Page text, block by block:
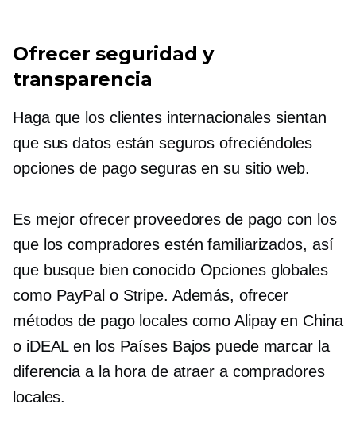
Ofrecer seguridad y
transparencia
Haga que los clientes internacionales sientan
que sus datos están seguros ofreciéndoles
opciones de pago seguras en su sitio web.
Es mejor ofrecer proveedores de pago con los
que los compradores estén familiarizados, así
que busque bien conocidoOpciones globales
como PayPal o Stripe. Además, ofrecer
métodos de pago locales como Alipay en China
o iDEAL en los Países Bajos puede marcar la
diferencia a la hora de atraer a compradores
locales.